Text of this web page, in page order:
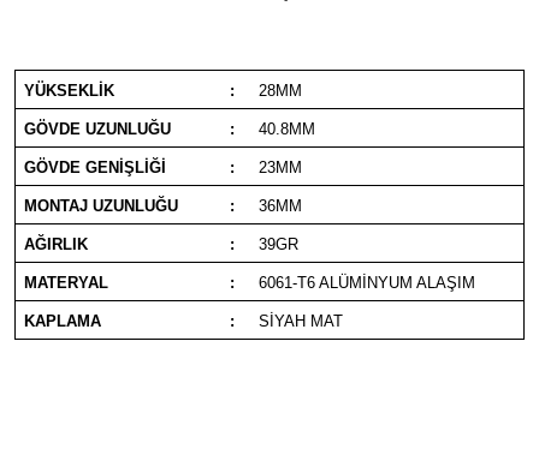
YÜKSEKLİK : 28MM
GÖVDE UZUNLUĞU : 40.8MM
GÖVDE GENİŞLİĞİ : 23MM
MONTAJ UZUNLUĞU : 36MM
AĞIRLIK : 39GR
MATERYAL : 6061-T6 ALÜMİNYUM ALAŞIM
KAPLAMA : SİYAH MAT